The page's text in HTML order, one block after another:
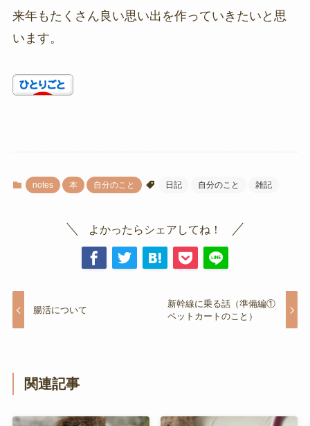
来年もたくさん良い思い出を作っていきたいと思
います。
notes 本 自分のこと 日記 自分のこと 雑記
よかったらシェアしてね！
腸活について
新幹線に乗る話（準備編①
ペットカートのこと）
関連記事